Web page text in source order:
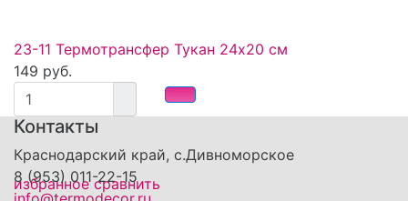
избранное сравнить
23-11 Термотрансфер Тукан 24х20 см
149 руб.
Контакты
Краснодарский край, с.Дивноморское
8 (953) 011-22-15